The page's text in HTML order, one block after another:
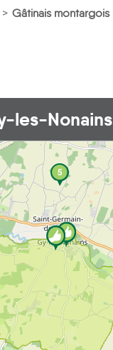
Gâtinais montargois
les-Nonains
5